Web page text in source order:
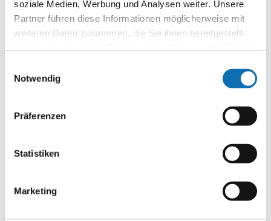
soziale Medien, Werbung und Analysen weiter. Unsere
Partner führen diese Informationen möglicherweise mit
weiteren Daten zusammen, die Sie ihnen bereitgestellt
Notwendig
Präferenzen
Statistiken
Marketing
Praxisbeispiele
Kontaktinformationen
Agentur-Hotline
Unsere Beratungshotline erreichen Sie
9 bis 15 Uhr